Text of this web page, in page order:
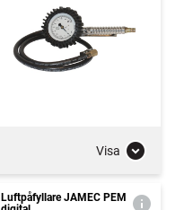
Visa
Luftpåfyllare JAMEC PEM